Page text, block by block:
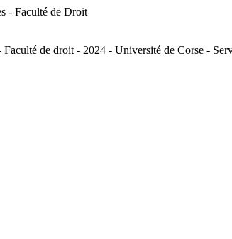
- Faculté de Droit
Faculté de droit - 2024 - Université de Corse -